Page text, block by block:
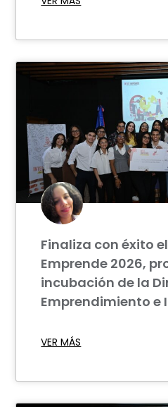
Finaliza con éxito el
Emprende 2026,
incubación de la
Emprendimiento e
VER MÁS